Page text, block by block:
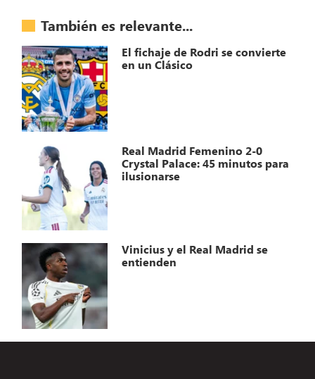
También es relevante...
El fichaje de Rodri se convierte
en un Clásico
Real Madrid Femenino 2-0
Crystal Palace: 45 minutos para
ilusionarse
Vinicius y el Real Madrid se
entienden